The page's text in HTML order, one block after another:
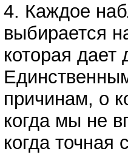
4. Каждое
выбирается
которая дает
причинам, о
когда мы не
когда точная